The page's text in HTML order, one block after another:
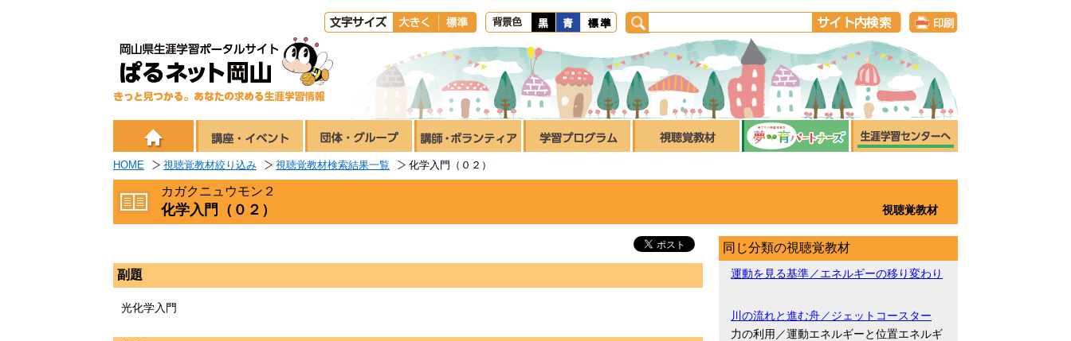
HOME 視聴覚教材絞り込み 視聴覚教材検索結果一覧 化学入門（０２）
カガクニュウモン２
化学入門（０２） 視聴覚教材
副題
光化学入門
同じ分類の視聴覚教材
運動を見る基準／エネルギーの移り変わり
川の流れと進む舟／ジェットコースター
力の利用／運動エネルギーと位置エネルギ